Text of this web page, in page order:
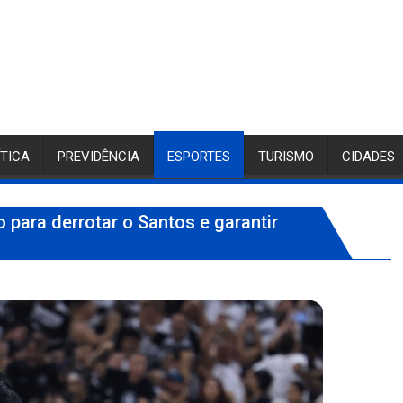
PREVIDÊNCIA ESPORTES TURISMO CIDADES
para derrotar o Santos e garantir